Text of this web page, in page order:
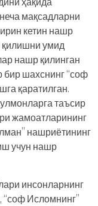
мақсадларни
кетин нашр
қилишни умид
нашр қилинган
бир шахснинг “соф
қаратилган.
таъсир
жамоатларининг
нашриётининг
учун нашр
инсонларнинг
“соф Исломнинг”